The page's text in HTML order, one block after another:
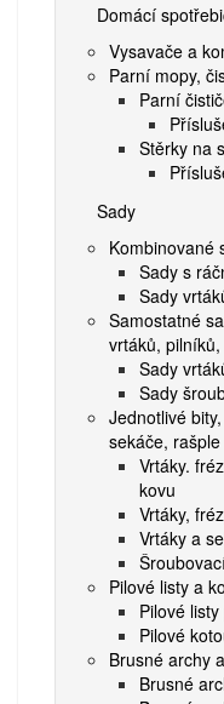
Domácí
Vysavače a
Parní mopy,
Parní
Stěrky na
Sady
Kombinované
Sady s
Sady
Samostatné
vrtáků,
Sady
Sady
Jednotlivé
sekáče,
Vrtáky.
kovu
Vrtáky,
Vrtáky a
Pilové listy a
Pilové
Pilové
Brusné archy
Brusné